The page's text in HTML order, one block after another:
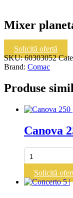
Mixer
Cantitate
Mixer
planetar
model
Solicită ofertă
SKU:60303052
Brand: Comac
Produse
Canova
Cantitate
Canova
250
|
Solicită